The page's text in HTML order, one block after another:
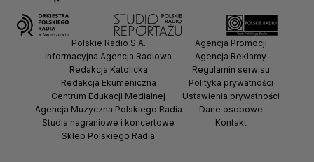
Polskie Radio S.A.
Informacyjna Agencja Radiowa
Redakcja Katolicka
Redakcja Ekumeniczna
Centrum Edukacji Medialnej
Agencja Muzyczna Polskiego Radia
Studia nagraniowe i koncertowe
Sklep Polskiego Radia
Agencja Promocji
Agencja Reklamy
Regulamin serwisu
Polityka prywatności
Ustawienia prywatności
Dane osobowe
Kontakt